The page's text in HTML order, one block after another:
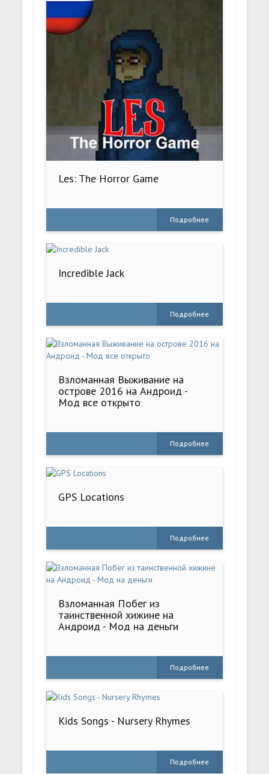
Les: The Horror Game
Подробнее
Incredible Jack
Подробнее
Взломанная Выживание на
острове 2016 на Андроид -
Мод все открыто
Подробнее
GPS Locations
Подробнее
Взломанная Побег из
таинственной хижине на
Андроид - Мод на деньги
Подробнее
Kids Songs - Nursery Rhymes
Подробнее